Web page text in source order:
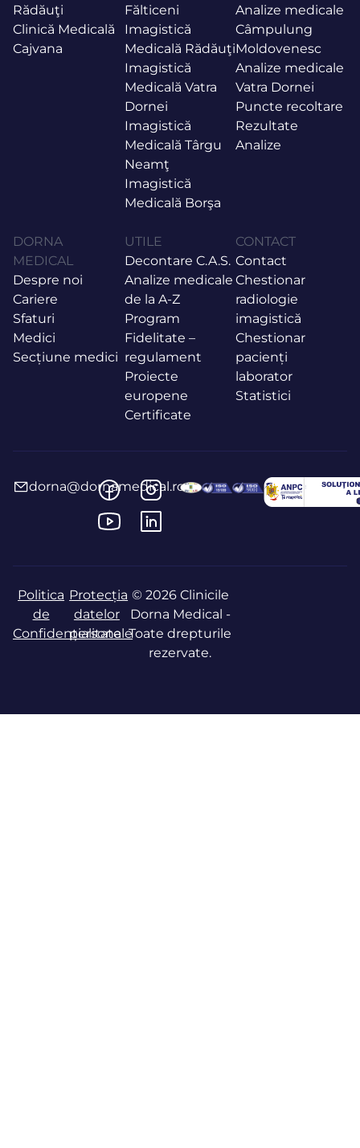
Rădăuţi
Clinică Medicală
Cajvana
Fălticeni
Imagistică
Medicală Rădăuţi
Imagistică
Medicală Vatra
Dornei
Imagistică
Medicală Târgu
Neamţ
Imagistică
Medicală Borşa
Analize medicale
Câmpulung
Moldovenesc
Analize medicale
Vatra Dornei
Puncte recoltare
Rezultate
Analize
DORNA
MEDICAL
Despre noi
Cariere
Sfaturi
Medici
Secțiune medici
UTILE
Decontare C.A.S.
Analize medicale
de la A-Z
Program
Fidelitate –
regulament
Proiecte
europene
Certificate
CONTACT
Contact
Chestionar
radiologie
imagistică
Chestionar
pacienți
laborator
Statistici
dorna@dornamedical.ro
Politica
de
Confidențialitate
Protecția
datelor
personale
© 2026 Clinicile
Dorna Medical -
Toate drepturile
rezervate.